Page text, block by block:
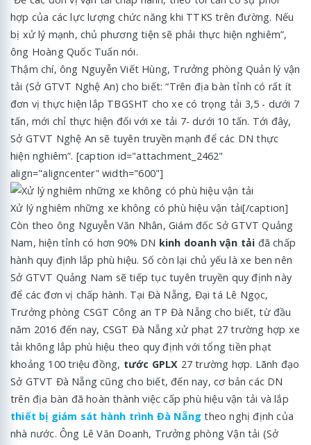
hợp của các lực lượng chức năng khi TTKS trên đường. Nếu
bị xử lý mạnh, chủ phương tiện sẽ phải thực hiện nghiêm”,
ông Hoàng Quốc Tuấn nói.
Thậm chí, ông Nguyễn Viết Hùng, Trưởng phòng Quản lý vận
tải (Sở GTVT Nghệ An) cho biết: “Trên địa bàn tỉnh có rất ít
đơn vị thực hiện lắp TBGSHT cho xe có trọng tải 3,5 - dưới 7
tấn, mới chỉ thực hiện đối với xe tải 7- dưới 10 tấn. Tới đây,
Sở GTVT Nghệ An sẽ tuyên truyền mạnh để các DN thực
hiện nghiêm”. [caption id="attachment_2462"
align="aligncenter" width="600"]
Xử lý nghiêm những xe không có phù hiệu vận tải[/caption]
Còn theo ông Nguyễn Văn Nhân, Giám đốc Sở GTVT Quảng
Nam, hiện tỉnh có hơn 90% DN kinh doanh vận tải đã chấp
hành quy định lắp phù hiệu. Số còn lại chủ yếu là xe ben nên
Sở GTVT Quảng Nam sẽ tiếp tục tuyên truyền quy định này
để các đơn vị chấp hành. Tại Đà Nẵng, Đại tá Lê Ngọc,
Trưởng phòng CSGT Công an TP Đà Nẵng cho biết, từ đầu
năm 2016 đến nay, CSGT Đà Nẵng xử phạt 27 trường hợp xe
tải không lắp phù hiệu theo quy định với tổng tiền phạt
khoảng 100 triệu đồng, tước GPLX 27 trường hợp. Lãnh đạo
Sở GTVT Đà Nẵng cũng cho biết, đến nay, cơ bản các DN
trên địa bàn đã hoàn thành việc cấp phù hiệu vận tải và lắp
thiết bị giám sát hành trình Đà Nẵng theo nghị định của
nhà nước. Ông Lê Văn Doanh, Trưởng phòng Vận tải (Sở